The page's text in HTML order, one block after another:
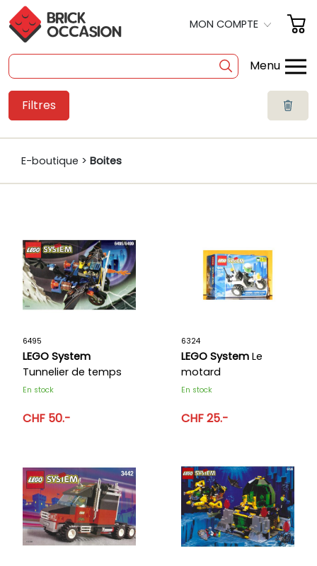
MON COMPTE
Menu
BOITES
PRODUITS DÉRIVÉS
A PROPOS
ANNIVERSAIRE
BONS CADEAUX
CONTACT
Filtres
E-boutique > Boites
6495
LEGO System
Tunnelier de temps
En stock
CHF 50.-
6324
LEGO System Le
motard
En stock
CHF 25.-